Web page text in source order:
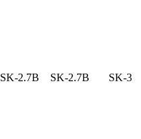
SK-2.7B SK-2.7B SK-3